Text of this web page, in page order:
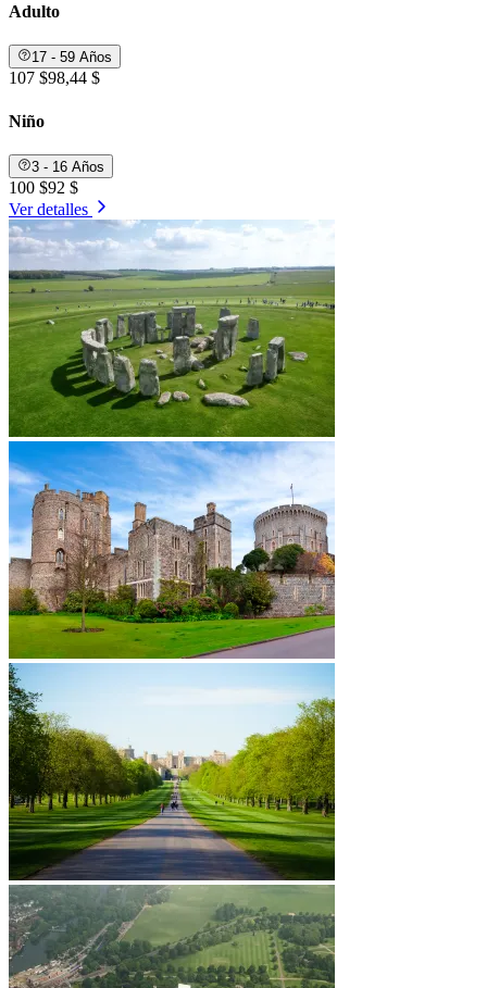
Adulto
17 - 59 Años
107 $98,44 $
Niño
3 - 16 Años
100 $92 $
Ver detalles